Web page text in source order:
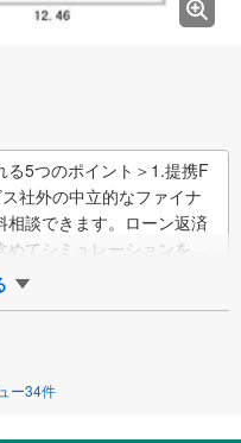
る5つのポイント＞1.提携F
社外の中立的なファイナ
相談できます。ローン返済
てシミュレーションをご
豊富所沢…
ー34件